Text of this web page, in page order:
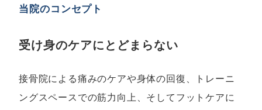
当院のコンセプト
受け身のケアにとどまらない
接骨院による痛みのケアや身体の回復、トレーニ
ングスペースでの筋力向上、そしてフットケアに